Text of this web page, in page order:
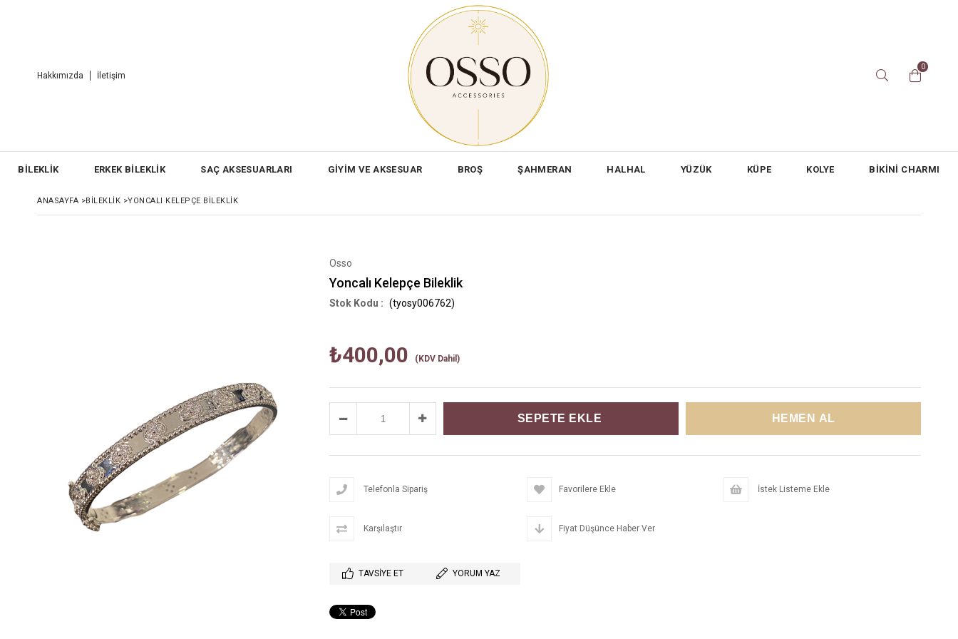
Hakkımızda İletişim
0
BİLEKLİK ERKEK BİLEKLİK SAÇ AKSESUARLARI GİYİM VE AKSESUAR BROŞ ŞAHMERAN HALHAL YÜZÜK KÜPE KOLYE BİKİNİ CHARMI
ANASAYFA >BİLEKLİK >YONCALI KELEPÇE BILEKLIK
Osso
Yoncalı Kelepçe Bileklik
(tyosy006762)
₺400,00 (KDV Dahil)
Telefonla Sipariş Favorilere Ekle İstek Listeme Ekle
Karşılaştır Fiyat Düşünce Haber Ver
TAVSIYE ET YORUM YAZ